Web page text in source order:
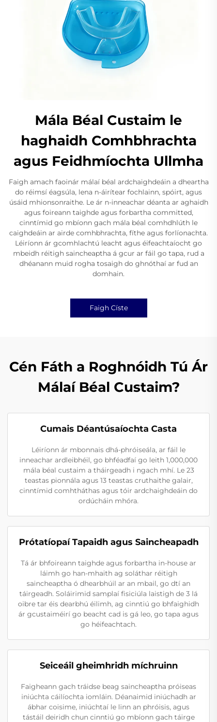
Mála Béal Custaim le
haghaidh Comhbhrachta
agus Feidhmíochta Ullmha
Faigh amach faoinár málaí béal ardchaighdeáin a dheartha
do réimsí éagsúla, lena n-áirítear fochlainn, spóirt, agus
úsáid mhionsonraithe. Le ár n-inneachar déanta ar aghaidh
agus foireann taighde agus forbartha committed,
cinntímid go mbíonn gach mála béal comhdhlúth le
caighdeáin ar airde comhbhrachta, fíthe agus forlíonachta.
Léiríonn ár gcomhlachtú leacht agus éifeachtaíocht go
mbeidh réitigh saincheaptha á gcur ar fáil go tapa, rud a
dhéanann muid rogha tosaigh do ghnóthaí ar fud an
domhain.
Faigh Císte
Cén Fáth a Roghnóidh Tú Ár
Málaí Béal Custaim?
Cumais Déantúsaíochta Casta
Léiríonn ár mbonnais dhá-phróiseála, ar fáil le
inneachar ardleibhéil, go bhféadfaí go leith 1,000,000
mála béal custaim a tháirgeadh i ngach mhí. Le 23
teastas pionnála agus 13 teastas cruthaithe galair,
cinntímid comhtháthas agus tóir ardchaighdeáin do
ordúcháin mhóra.
Prótatíopaí Tapaidh agus Saincheapadh
Tá ár bhfoireann taighde agus forbartha in-house ar
láimh go han-mhaith ag soláthar réitigh
saincheaptha ó dhearbhúil ar an mbail, go dtí an
táirgeadh. Soláirimid samplaí fisiciúla laistigh de 3 lá
oibre tar éis dearbhú éilimh, ag cinntiú go bhfaighidh
ár gcustaiméirí go beacht cad is gá leo, go tapa agus
go héifeachtach.
Seiceáil gheimhridh míchruinn
Faigheann gach tráidse beag saincheaptha próiseas
iniúchta cáilíochta iomláin. Déanaimid iniúchadh ar
ábhar coisime, iniúchtaí le linn an phróisis, agus
tástáil deiridh chun cinntiú go mbíonn gach táirge